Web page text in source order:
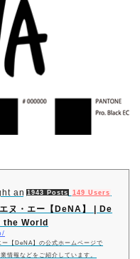
and Impact the World
1943 Posts 149 Users
ヌ・エー【DeNA】 | De
the World
【DeNA】の公式ホームページで
情報などをご紹介しています。